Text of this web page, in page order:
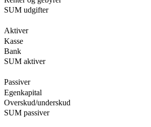
SUM udgifter
Aktiver
Kasse
Bank
SUM aktiver
Passiver
Egenkapital
Overskud/underskud
SUM passiver